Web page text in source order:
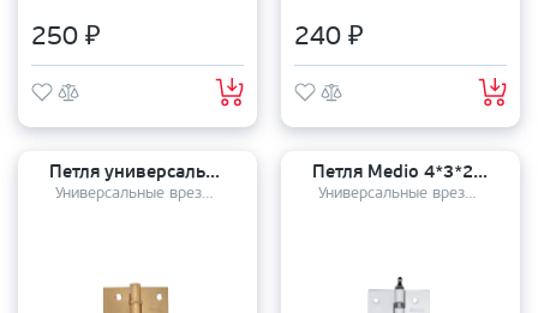
250 ₽ 240 ₽
Петля универсальная Vantage 100*75*3 4B SG сатинированное золото
Универсальные врезные петли
Петля Medio 4*3*2,5 4BB CHP ф/г WP/СP белый/хром с короной ВЫВОД
Универсальные врезные петли